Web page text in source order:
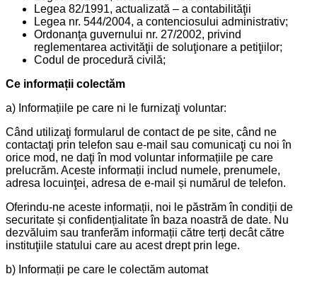
Legea 82/1991, actualizată – a contabilităţii
Legea nr. 544/2004, a contenciosului administrativ;
Ordonanţa guvernului nr. 27/2002, privind
reglementarea activităţii de soluţionare a petiţiilor;
Codul de procedură civilă;
Ce informații colectăm
a) Informațiile pe care ni le furnizaţi voluntar:
Când utilizaţi formularul de contact de pe site, când ne
contactaţi prin telefon sau e-mail sau comunicaţi cu noi în
orice mod, ne daţi în mod voluntar informațiile pe care
prelucrăm. Aceste informații includ numele, prenumele,
adresa locuinţei, adresa de e-mail și numărul de telefon.
Oferindu-ne aceste informații, noi le păstrăm în condiții de
securitate și confidențialitate în baza noastră de date. Nu
dezvăluim sau tranferăm informații către terți decât către
instituţiile statului care au acest drept prin lege.
b) Informații pe care le colectăm automat